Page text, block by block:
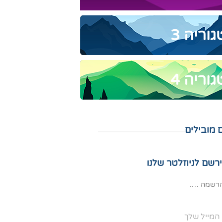
3
4
מובילים
לניוזלטר שלנו
….